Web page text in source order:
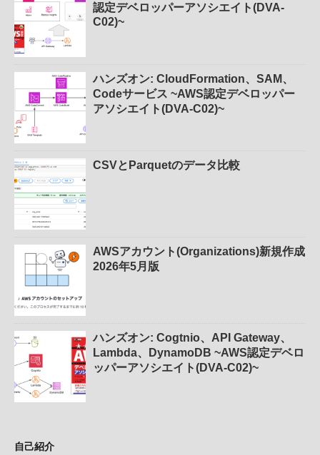
認定デベロッパーアソシエイト(DVA-
C02)~
ハンズオン: CloudFormation、SAM、
Codeサービス ~AWS認定デベロッパー
アソシエイト(DVA-C02)~
CSVとParquetのデータ比較
AWSアカウント(Organizations)新規作成
2026年5月版
ハンズオン: Cogtnio、API Gateway、
Lambda、DynamoDB ~AWS認定デベロ
ッパーアソシエイト(DVA-C02)~
自己紹介